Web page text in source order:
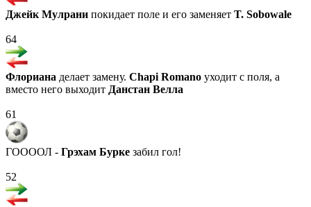
Джейк Мулрани покидает поле и его заменяет T. Sobowale
64
Флориана делает замену. Chapi Romano уходит с поля, а
вместо него выходит Данстан Велла
61
ГООООЛ - Грэхам Бурке забил гол!
52